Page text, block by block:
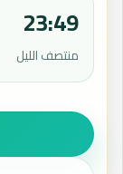
23:49
منتصف الليل